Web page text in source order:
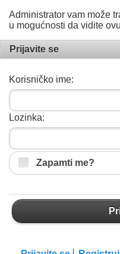
Administrator vam može
u mogućnosti da vidite
Prijavite se
Korisničko ime:
Lozinka:
Zapamti me?